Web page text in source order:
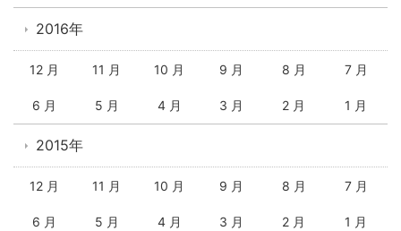
2016年
12 月 11 月 10 月 9 月 8 月 7 月
6 月 5 月 4 月 3 月 2 月 1 月
2015年
12 月 11 月 10 月 9 月 8 月 7 月
6 月 5 月 4 月 3 月 2 月 1 月